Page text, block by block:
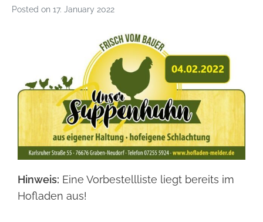
Posted on 17. January 2022
Hinweis: Eine Vorbestellliste liegt bereits im
Hofladen aus!